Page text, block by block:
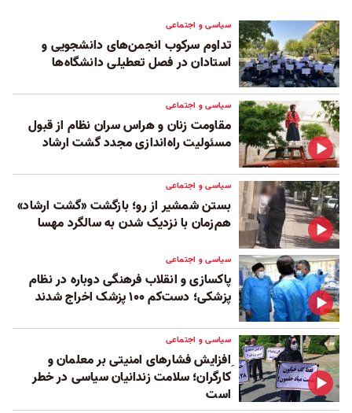
سیاسی و اجتماعی
تداوم سرکوب انجمن‌های دانشجویی و
استادان در فصل تعطیلی دانشگاه‌ها
سیاسی و اجتماعی
مقاومت زنان و هراس سران نظام از قبول
مسئولیت راه‌اندازی مجدد گشت ارشاد
سیاسی و اجتماعی
بستن شمشیر از رو؛ بازگشت «گشت ارشاد»
هم‌زمان با نزدیک شدن به سالگرد مهسا
سیاسی و اجتماعی
پاکسازی و انقلاب فرهنگی دوباره در نظام
پزشکی؛ دست‌کم ۱۰۰ پزشک اخراج شدند
سیاسی و اجتماعی
ِافزایش فشارهای امنیتی بر معلمان و
کارگران؛ سلامت زندانیان سیاسی در خطر
است